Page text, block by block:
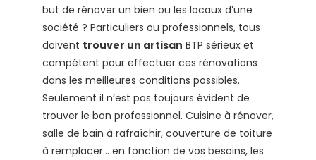
but de rénover un bien ou les locaux d’une
société ? Particuliers ou professionnels, tous
doivent trouver un artisan BTP sérieux et
compétent pour effectuer ces rénovations
dans les meilleures conditions possibles.
Seulement il n’est pas toujours évident de
trouver le bon professionnel. Cuisine à rénover,
salle de bain à rafraîchir, couverture de toiture
à remplacer… en fonction de vos besoins, les